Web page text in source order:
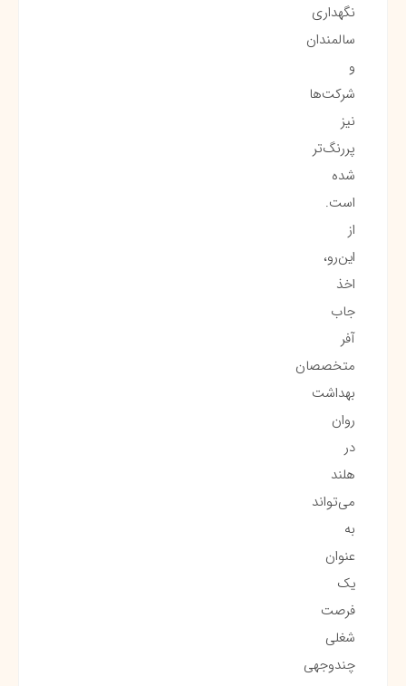
نگهداری
سالمندان
و
شرکت‌ها
نیز
پررنگ‌تر
شده
است.
از
این‌رو،
اخذ
جاب
آفر
متخصصان
بهداشت
روان
در
هلند
می‌تواند
به
عنوان
یک
فرصت
شغلی
چندوجهی